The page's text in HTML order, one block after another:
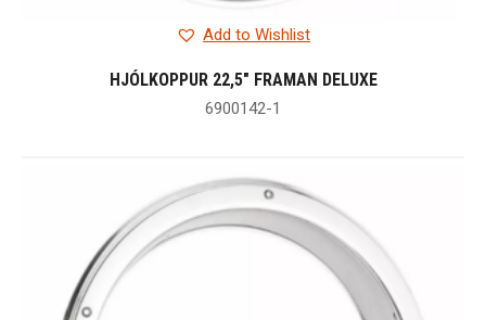
Add to Wishlist
HJÓLKOPPUR 22,5″ FRAMAN DELUXE
6900142-1